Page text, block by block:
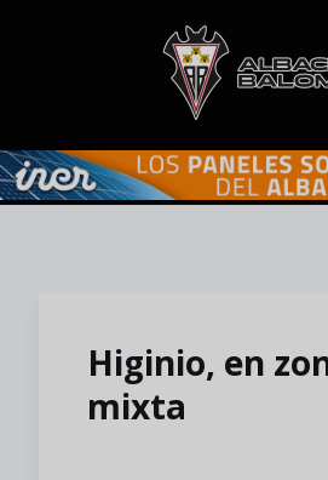
Skip to main content
Higinio, en
mixta